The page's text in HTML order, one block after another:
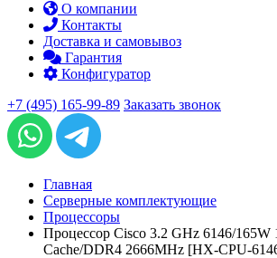
О компании
Контакты
Доставка и самовывоз
Гарантия
Конфигуратор
+7 (495) 165-99-89 Заказать звонок
Главная
Серверные комплектующие
Процессоры
Процессор Cisco 3.2 GHz 6146/165W
Cache/DDR4 2666MHz [HX-CPU-